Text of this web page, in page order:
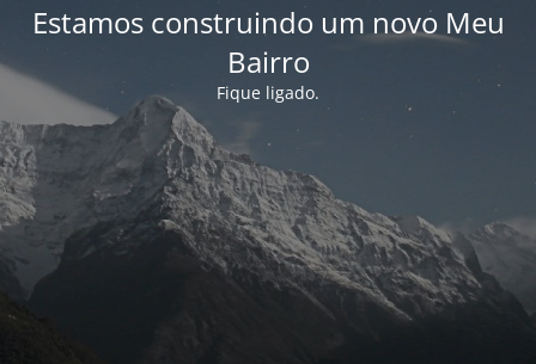
Estamos construindo um novo Meu
Bairro
Fique ligado.